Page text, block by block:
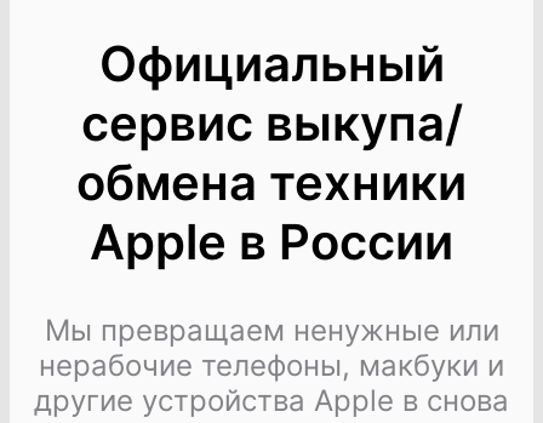
Официальный
сервис выкупа/
обмена техники
Apple в России
Мы превращаем ненужные или
нерабочие телефоны, макбуки и
другие устройства Apple в снова